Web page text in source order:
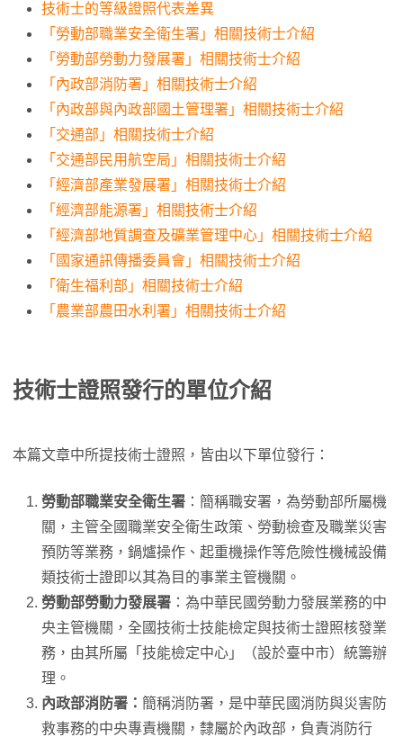
技術士的等級證照代表差異
「勞動部職業安全衛生署」相關技術士介紹
「勞動部勞動力發展署」相關技術士介紹
「內政部消防署」相關技術士介紹
「內政部與內政部國土管理署」相關技術士介紹
「交通部」相關技術士介紹
「交通部民用航空局」相關技術士介紹
「經濟部產業發展署」相關技術士介紹
「經濟部能源署」相關技術士介紹
「經濟部地質調查及礦業管理中心」相關技術士介紹
「國家通訊傳播委員會」相關技術士介紹
「衛生福利部」相關技術士介紹
「農業部農田水利署」相關技術士介紹
技術士證照發行的單位介紹
本篇文章中所提技術士證照，皆由以下單位發行：
勞動部職業安全衛生署 ：簡稱職安署，為勞動部所屬機
關，主管全國職業安全衛生政策、勞動檢查及職業災害
預防等業務，鍋爐操作、起重機操作等危險性機械設備
類技術士證即以其為目的事業主管機關。
勞動部勞動力發展署 ：為中華民國勞動力發展業務的中
央主管機關，全國技術士技能檢定與技術士證照核發業
務，由其所屬「技能檢定中心」（設於臺中市）統籌辦
理。
內政部消防署： 簡稱消防署，是中華民國消防與災害防
救事務的中央專責機關，隸屬於內政部，負責消防行